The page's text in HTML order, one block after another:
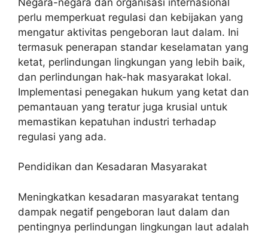
perlu memperkuat regulasi dan kebijakan yang
mengatur aktivitas pengeboran laut dalam. Ini
termasuk penerapan standar keselamatan yang
ketat, perlindungan lingkungan yang lebih baik,
dan perlindungan hak-hak masyarakat lokal.
Implementasi penegakan hukum yang ketat dan
pemantauan yang teratur juga krusial untuk
memastikan kepatuhan industri terhadap
regulasi yang ada.
Pendidikan dan Kesadaran Masyarakat
Meningkatkan kesadaran masyarakat tentang
dampak negatif pengeboran laut dalam dan
pentingnya perlindungan lingkungan laut adalah